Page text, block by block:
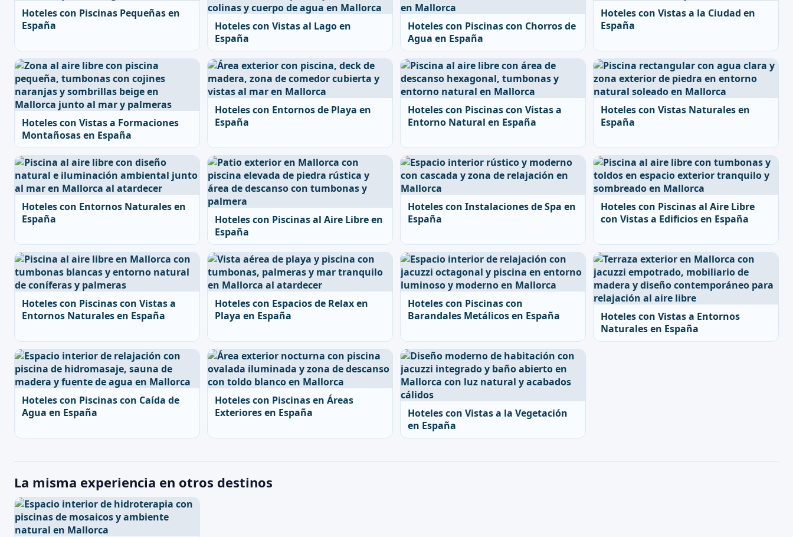
Hoteles con Piscinas Pequeñas en
España
Hoteles con Vistas al Lago en
España
Hoteles con Piscinas con Chorros de
Agua en España
Hoteles con Vistas a la Ciudad en
España
Hoteles con Vistas a Formaciones
Montañosas en España
Hoteles con Entornos de Playa en
España
Hoteles con Piscinas con Vistas a
Entorno Natural en España
Hoteles con Vistas Naturales en
España
Hoteles con Entornos Naturales en
España
Hoteles con Piscinas al Aire Libre en
España
Hoteles con Instalaciones de Spa en
España
Hoteles con Piscinas al Aire Libre
con Vistas a Edificios en España
Hoteles con Piscinas con Vistas a
Entornos Naturales en España
Hoteles con Espacios de Relax en
Playa en España
Hoteles con Piscinas con
Barandales Metálicos en España
Hoteles con Vistas a Entornos
Naturales en España
Hoteles con Piscinas con Caída de
Agua en España
Hoteles con Piscinas en Áreas
Exteriores en España
Hoteles con Vistas a la Vegetación
en España
La misma experiencia en otros destinos